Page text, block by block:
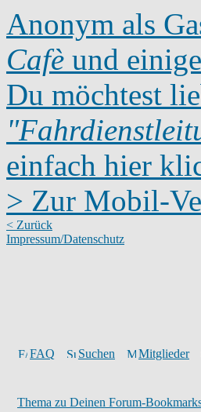
Anonym als
Cafè und
Du möchtest
einfach hier
> Zur Mobil-
< Zurück
Impressum/Datenschutz
FAQ Suchen Mitglieder
Thema zu Deinen Forum-